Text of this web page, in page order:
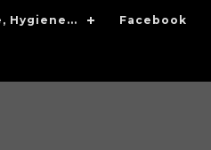
Hygiene... Facebook